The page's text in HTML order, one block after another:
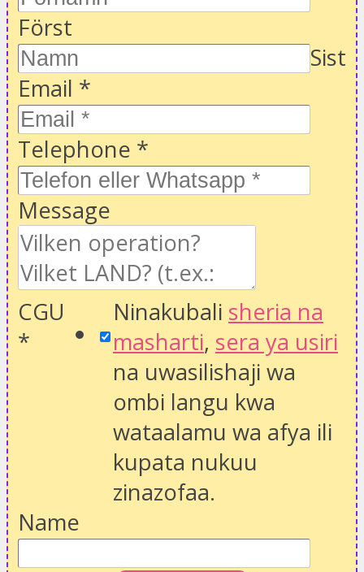
Först
Sist
Email *
Telephone *
Message
CGU
*
Ninakubali sheria na
masharti, sera ya usiri
na uwasilishaji wa
ombi langu kwa
wataalamu wa afya ili
kupata nukuu
zinazofaa.
Name